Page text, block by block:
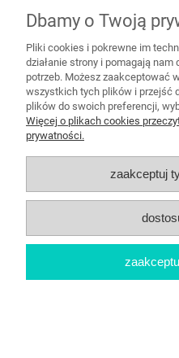
Balon Gwiazdka
do
Dbamy o Twoją
Pliki cookies i pokrewne im
działanie strony i pomagają
potrzeb. Możesz zaakceptować
wszystkich tych plików i przejść
plików do swoich preferencji,
Więcej o plikach cookies
prywatności.
zaakceptuj